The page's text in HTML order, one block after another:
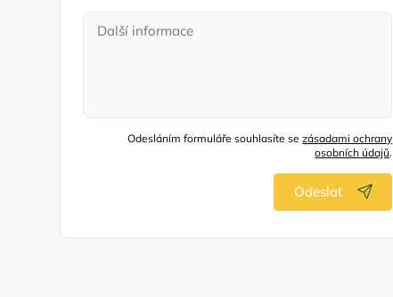
Odesláním formuláře souhlasíte sezásadami ochrany
osobních údajů.
Odeslat